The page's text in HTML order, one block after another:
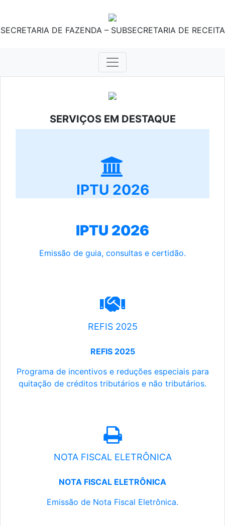
SECRETARIA DE FAZENDA – SUBSECRETARIA DE RECEITA
SERVIÇOS EM DESTAQUE
IPTU 2026
IPTU 2026
Emissão de guia, consultas e certidão.
REFIS 2025
REFIS 2025
Programa de incentivos e reduções especiais para
quitação de créditos tributários e não tributários.
NOTA FISCAL ELETRÔNICA
NOTA FISCAL ELETRÔNICA
Emissão de Nota Fiscal Eletrônica.